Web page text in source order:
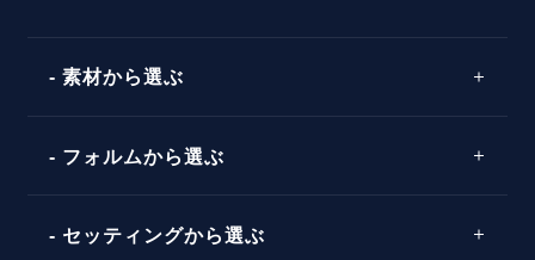
婚約指輪マッチング診断
タイミング
素材から選ぶ
フォルムから選ぶ
ストレートライン
セッティングから選ぶ